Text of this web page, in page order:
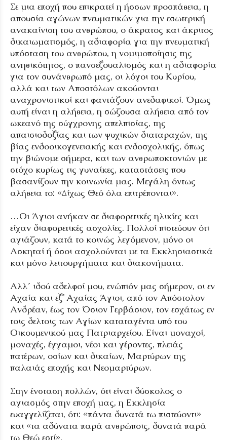
Σε μια εποχή που επικρατεί η ήσσων προσπάθεια, η
απουσία αγώνων πνευματικών για την εσωτερική
ανακαίνιση του ανθρώπου, ο άκρατος και άκριτος
δικαιωματισμός, η αδιαφορία για την πνευματική
υπόσταση του ανθρώπου, η νομιμοποίησις της
ανηθικότητος, ο πανσεξουαλισμός και η αδιαφορία
για τον συνάνθρωπό μας, οι λόγοι του Κυρίου,
αλλά και των Αποστόλων ακούονται
αναχρονιστικοί και φαντάζουν ανεδαφικοί. Όμως
αυτή είναι η αλήθεια, η σώζουσα αλήθεια από τον
ωκεανό της σύγχρονης απελπισίας, της
απαισιοδοξίας και των ψυχικών διαταραχών, της
βίας ενδοοικογενειακής και ενδοσχολικής, όπως
την βιώνομε σήμερα, και των ανθρωποκτονιών με
στόχο κυρίως τις γυναίκες, καταστάσεις που
βασανίζουν την κοινωνία μας. Μεγάλη όντως
αλήθεια το: «Δίχως Θεό όλα επιτρέπονται».
…Οι Άγιοι ανήκαν σε διαφορετικές ηλικίες και
είχαν διαφορετικές ασχολίες. Πολλοί πιστεύουν ότι
αγιάζουν, κατά το κοινώς λεγόμενον, μόνο οι
Ασκηταί ή όσοι ασχολούνται με τα Εκκλησιαστικά
και μόνο λειτουργήματα και διακονήματα.
Αλλ΄ ιδού αδελφοί μου, ενώπιόν μας σήμερον, οι εν
Αχαία και εξ’ Αχαίας Άγιοι, από τον Απόστολον
Ανδρέαν, έως τον Όσιον Γερβάσιον, τον εσχάτως εν
τοις δελτοις των Αγίων καταταγέντα υπό του
Οικουμενικού μας Πατριαρχείου. Είναι μοναχοί,
μοναχές, έγγαμοι, νέοι και γέροντες, πλειάς
πατέρων, οσίων και δικαίων, Μαρτύρων της
παλαιάς εποχής και Νεομαρτύρων.
Στην ένσταση πολλών, ότι είναι δύσκολος ο
αγιασμός στην εποχή μας, η Εκκλησία
ευαγγελίζεται, ότι: «πάντα δυνατά τω πιστεύοντι»
και «τα αδύνατα παρά ανθρώποις, δυνατά παρά
τω Θεώ εστί».